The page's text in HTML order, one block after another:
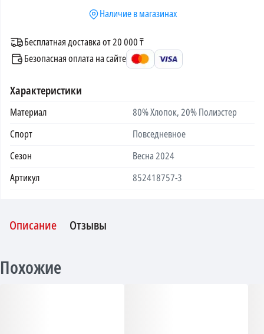
Наличие в магазинах
Бесплатная доставка от 20 000 ₸
Безопасная оплата на сайте
Характеристики
Материал
80% Хлопок, 20% Полиэстер
Спорт
Повседневное
Сезон
Весна 2024
Артикул
852418757-3
Описание Отзывы
Похожие